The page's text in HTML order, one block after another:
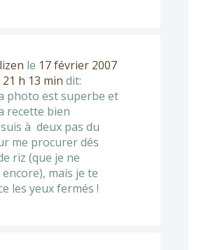
le 17 février 2007
21 h 13 min dit:
photo est superbe et
recette bien
à deux pas du
me procurer dés
riz (que je ne
mais je te
les yeux fermés !